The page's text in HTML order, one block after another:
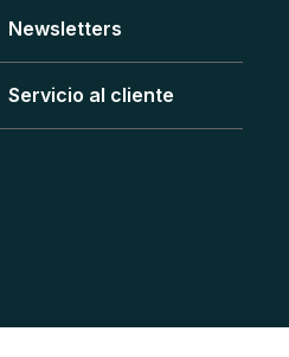
Newsletters
Servicio al cliente